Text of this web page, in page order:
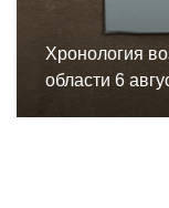
Хронология
области 6